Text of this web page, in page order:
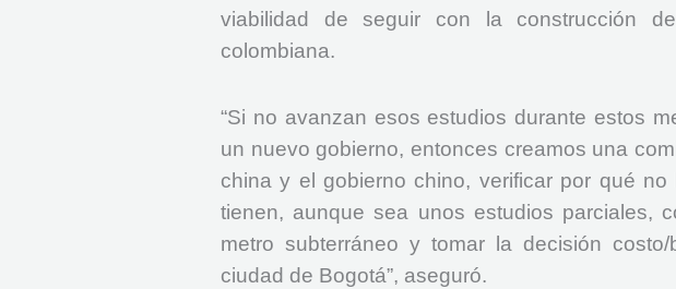
viabilidad de seguir con la construcción
colombiana.
“Si no avanzan esos estudios durante estos
un nuevo gobierno, entonces creamos una
china y el gobierno chino, verificar por qué
tienen, aunque sea unos estudios parciales,
metro subterráneo y tomar la decisión
ciudad de Bogotá”, aseguró.